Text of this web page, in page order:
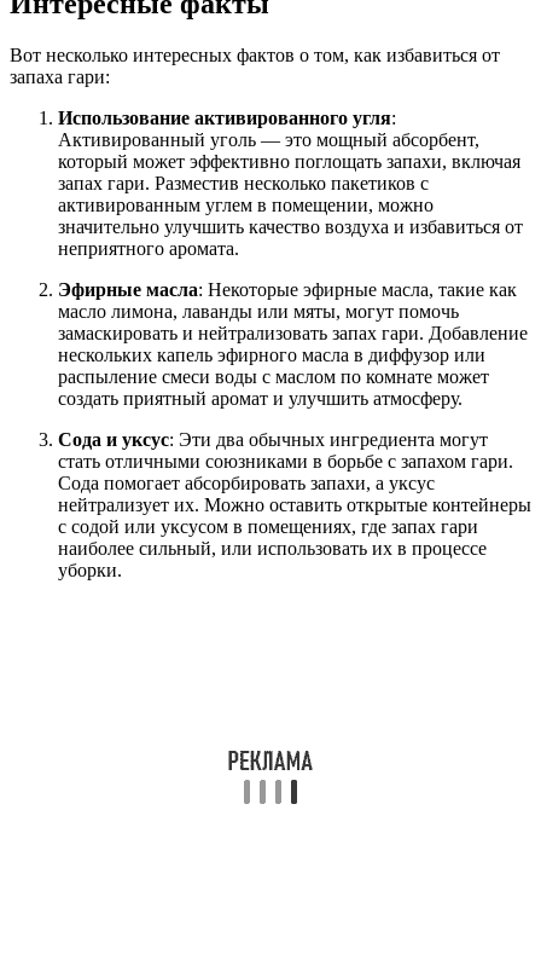
Вот несколько интересных фактов о том, как избавиться от
запаха гари:
Использование активированного угля:
Активированный уголь — это мощный абсорбент,
который может эффективно поглощать запахи, включая
запах гари. Разместив несколько пакетиков с
активированным углем в помещении, можно
значительно улучшить качество воздуха и избавиться от
неприятного аромата.
Эфирные масла: Некоторые эфирные масла, такие как
масло лимона, лаванды или мяты, могут помочь
замаскировать и нейтрализовать запах гари. Добавление
нескольких капель эфирного масла в диффузор или
распыление смеси воды с маслом по комнате может
создать приятный аромат и улучшить атмосферу.
Сода и уксус: Эти два обычных ингредиента могут
стать отличными союзниками в борьбе с запахом гари.
Сода помогает абсорбировать запахи, а уксус
нейтрализует их. Можно оставить открытые контейнеры
с содой или уксусом в помещениях, где запах гари
наиболее сильный, или использовать их в процессе
уборки.